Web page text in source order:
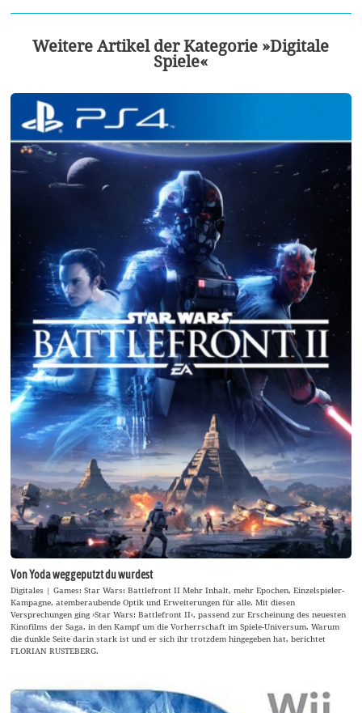
Weitere Artikel der Kategorie »Digitale
Spiele«
Von Yoda weggeputzt du wurdest
Digitales | Games: Star Wars: Battlefront II Mehr Inhalt, mehr Epochen, Einzelspieler-
Kampagne, atemberaubende Optik und Erweiterungen für alle. Mit diesen
Versprechungen ging ›Star Wars: Battlefront II‹, passend zur Erscheinung des neuesten
Kinofilms der Saga, in den Kampf um die Vorherrschaft im Spiele-Universum. Warum
die dunkle Seite darin stark ist und er sich ihr trotzdem hingegeben hat, berichtet
FLORIAN RUSTEBERG.